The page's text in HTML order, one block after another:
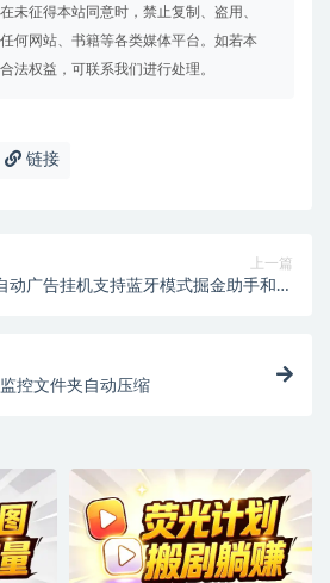
未征得本站同意时，禁止复制、盗用、
何网站、书籍等各类媒体平台。如若本
法权益，可联系我们进行处理。
链接
上一篇
动广告挂机支持蓝牙模式掘金助手和使
控文件夹自动压缩